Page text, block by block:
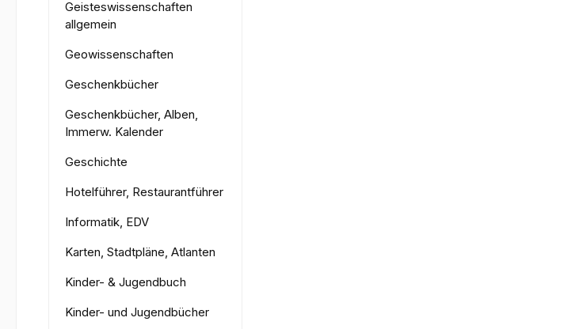
Geisteswissenschaften
allgemein
Geowissenschaften
Geschenkbücher
Geschenkbücher, Alben,
Immerw. Kalender
Geschichte
Hotelführer, Restaurantführer
Informatik, EDV
Karten, Stadtpläne, Atlanten
Kinder- & Jugendbuch
Kinder- und Jugendbücher